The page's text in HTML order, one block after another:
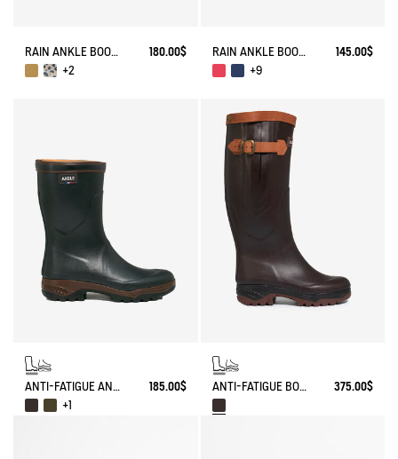
RAIN ANKLE BOOT FULFEEL
180.00$
+2
RAIN ANKLE BOOT FULFEEL
145.00$
+9
ANTI-FATIGUE ANKLE BOOT PARCOURS 2.0
185.00$
+1
ANTI-FATIGUE BOOT PARCOURS 2.0 ADJUSTABLE LEATHER-LINED 375.00$